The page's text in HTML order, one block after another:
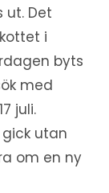
ut. Det
i
byts
med
juli.
utan
om en ny